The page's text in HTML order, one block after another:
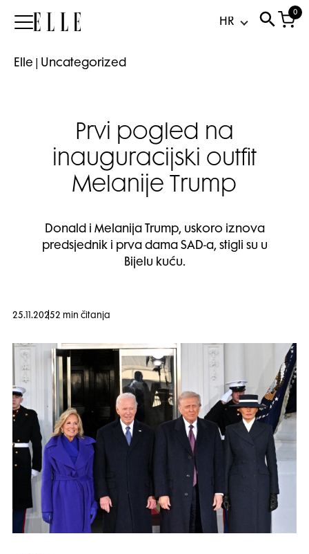
Elle
0
Elle Uncategorized
Prvi pogled na
inauguracijski outfit
Melanije Trump
Donald i Melanija Trump, uskoro iznova
predsjednik i prva dama SAD-a, stigli su u
Bijelu kuću.
25.11.20252 min čitanja